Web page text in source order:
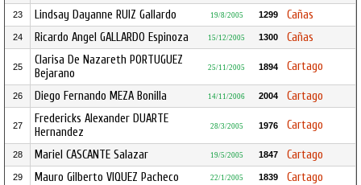
23 Lindsay Dayanne RUIZ Gallardo 19/8/2005 1299 Cañas
24 Ricardo Angel GALLARDO Espinoza 15/12/2005 1300 Cañas
25
Clarisa De Nazareth PORTUGUEZ
Bejarano
25/11/2005 1894 Cartago
26 Diego Fernando MEZA Bonilla 14/11/2006 2004 Cartago
27
Fredericks Alexander DUARTE
Hernandez
28/3/2005 1976 Cartago
28 Mariel CASCANTE Salazar 19/5/2005 1847 Cartago
29 Mauro Gilberto VIQUEZ Pacheco 22/1/2005 1839 Cartago